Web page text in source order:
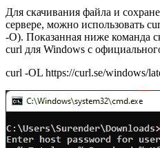
Для скачивания файла и
сервере, можно использовать
-O). Показанная ниже команда
curl для Windows с
curl -OL https://curl.se/windows/